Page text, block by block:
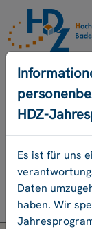
NEUER ACCOUNT
PASSWORD
ENGLISCH
HDZ-
Es ist für uns
Daten
haben. Wir